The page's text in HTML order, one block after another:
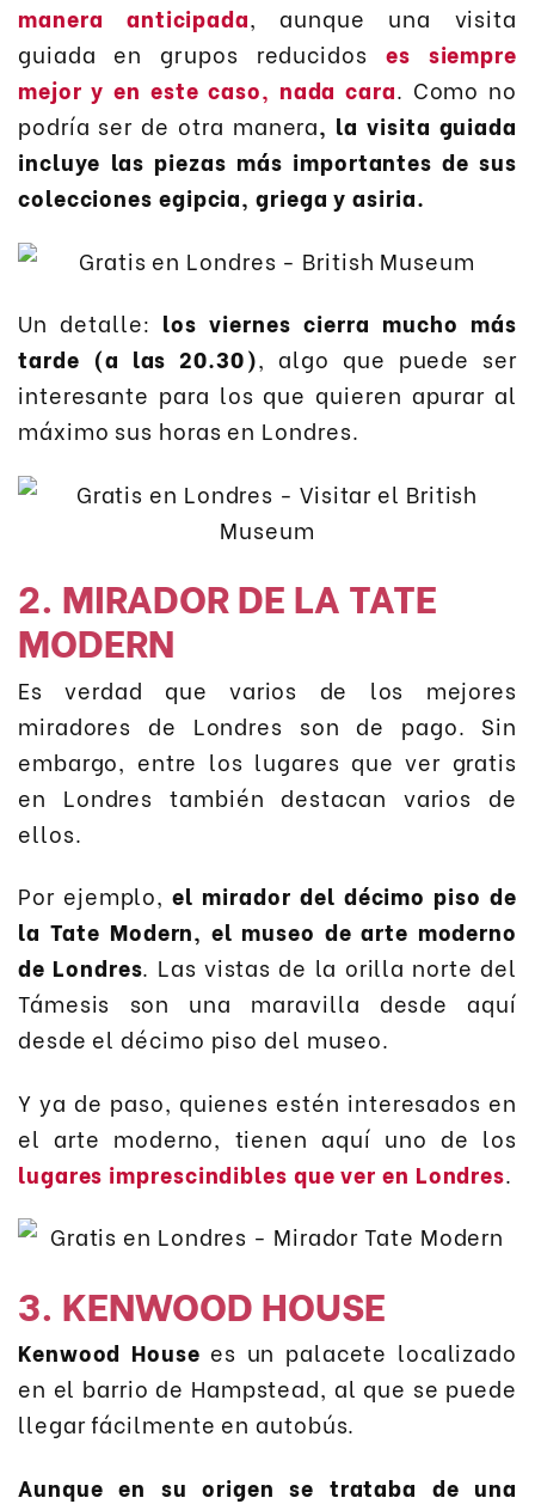
manera anticipada, aunque una visita
guiada en grupos reducidos es siempre
mejor y en este caso, nada cara. Como no
podría ser de otra manera, la visita guiada
incluye las piezas más importantes de sus
colecciones egipcia, griega y asiria.
Un detalle: los viernes cierra mucho más
tarde (a las 20.30), algo que puede ser
interesante para los que quieren apurar al
máximo sus horas en Londres.
2. MIRADOR DE LA TATE
MODERN
Es verdad que varios de los mejores
miradores de Londres son de pago. Sin
embargo, entre los lugares que ver gratis
en Londres también destacan varios de
ellos.
Por ejemplo,el mirador del décimo piso de
la Tate Modern, el museo de arte moderno
de Londres. Las vistas de la orilla norte del
Támesis son una maravilla desde aquí
desde el décimo piso del museo.
Y ya de paso, quienes estén interesados en
el arte moderno, tienen aquí uno de los
lugares imprescindibles que ver en Londres.
3. KENWOOD HOUSE
Kenwood House es un palacete localizado
en el barrio de Hampstead, al que se puede
llegar fácilmente en autobús.
Aunque en su origen se trataba de una